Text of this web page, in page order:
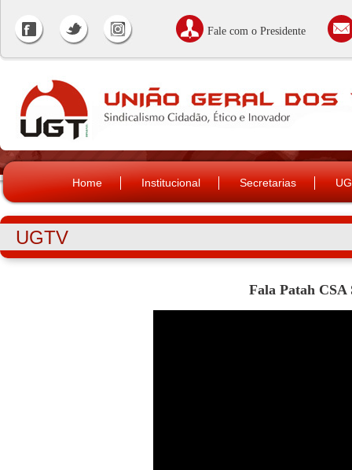
Fale com o Presidente
Home Institucional Secretarias
UGTV
Fala Patah